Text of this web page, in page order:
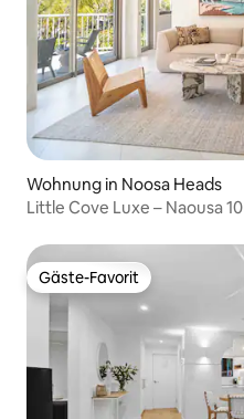
Wohnung in Noosa Heads
Little Cove Luxe – Naousa 10
Gäste-Favorit
Gäste-Favorit